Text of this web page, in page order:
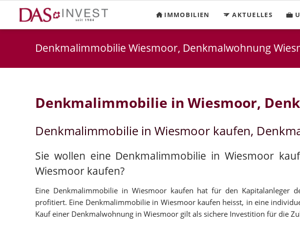
IMMOBILIEN AKTUELLES
Denkmalimmobilie Wiesmoor, Denkmalwohnung
Denkmalimmobilie in Wiesmoor,
Denkmalimmobilie in Wiesmoor kaufen,
Sie wollen eine Denkmalimmobilie in Wiesmoor
Wiesmoor kaufen?
Eine Denkmalimmobilie in Wiesmoor kaufen hat für den Kapitalanleger
profitiert. Eine Denkmalimmobilie in Wiesmoor kaufen heisst, in eine
Kauf einer Denkmalwohnung in Wiesmoor gilt als sichere Investition für die